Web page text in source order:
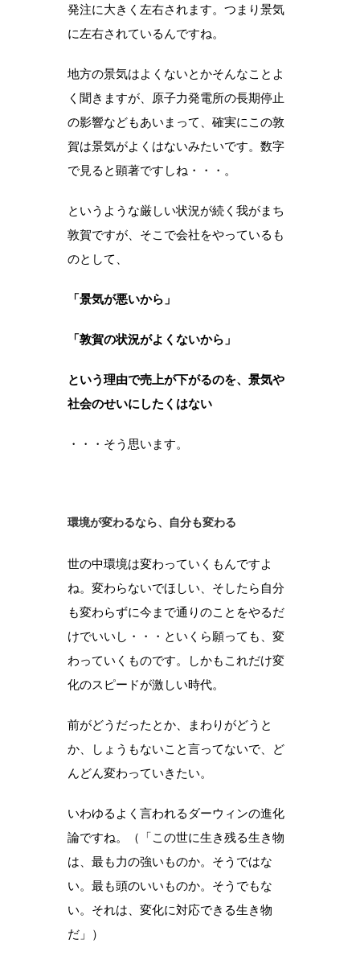
発注に大きく左右されます。つまり景気
に左右されているんですね。
地方の景気はよくないとかそんなことよ
く聞きますが、原子力発電所の長期停止
の影響などもあいまって、確実にこの敦
賀は景気がよくはないみたいです。数字
で見ると顕著ですしね・・・。
というような厳しい状況が続く我がまち
敦賀ですが、そこで会社をやっているも
のとして、
「景気が悪いから」
「敦賀の状況がよくないから」
という理由で売上が下がるのを、景気や
社会のせいにしたくはない
・・・そう思います。
環境が変わるなら、自分も変わる
世の中環境は変わっていくもんですよ
ね。変わらないでほしい、そしたら自分
も変わらずに今まで通りのことをやるだ
けでいいし・・・といくら願っても、変
わっていくものです。しかもこれだけ変
化のスピードが激しい時代。
前がどうだったとか、まわりがどうと
か、しょうもないこと言ってないで、ど
んどん変わっていきたい。
いわゆるよく言われるダーウィンの進化
論ですね。（「この世に生き残る生き物
は、最も力の強いものか。そうではな
い。最も頭のいいものか。そうでもな
い。それは、変化に対応できる生き物
だ」）